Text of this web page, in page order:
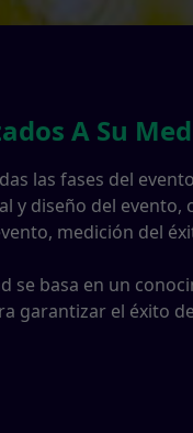
A Su
las fases del
y diseño del
medición del
se basa en un
garantizar el éxito